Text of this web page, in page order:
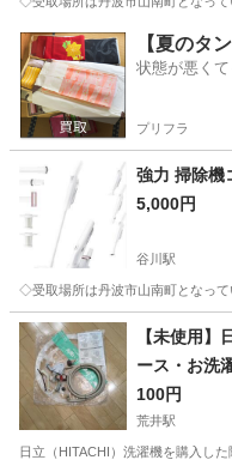
兵庫 丹波市 谷川駅
【夏のタ
状態が悪く
プリフラ
強力 掃除機
5,000円
谷川駅
◇受取場所は丹波市山南町となっ
兵庫 丹波市 谷川駅
【未使用
ース・お洗
100円
荒井駅
日立（HITACHI）洗濯機を購入し